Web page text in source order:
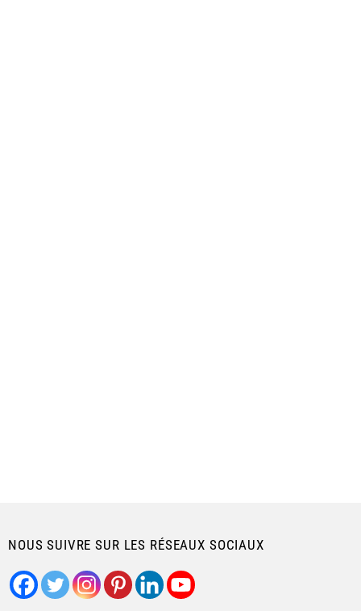
NOUS SUIVRE SUR LES RÉSEAUX SOCIAUX